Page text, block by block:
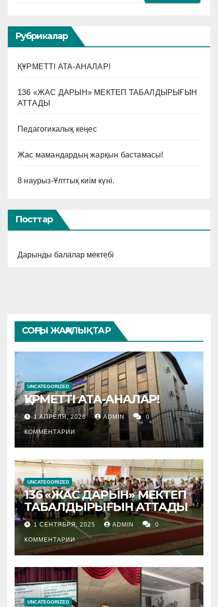
Рубрикалар
ҚҰРМЕТТІ АТА-АНАЛАР!
136 «ЖАС ДАРЫН» МЕКТЕП ТАБАЛДЫРЫҒЫН
АТТАДЫ
Педагогикалық кеңес
Жас мамандардың жарқын бастамасы!
8 наурыз-Ұлттық киім күні.
Посттар
Дарынды балалар мектебі
СОҢҒЫ ЖАҢАЛЫҚТАР
UNCATEGORIZED
ҚҰРМЕТТІ АТА-АНАЛАР!
1 АПРЕЛЯ, 2026 ADMIN 0
КОММЕНТАРИИ
UNCATEGORIZED
136 «ЖАС ДАРЫН» МЕКТЕП
ТАБАЛДЫРЫҒЫН АТТАДЫ
1 СЕНТЯБРЯ, 2025 ADMIN 0
КОММЕНТАРИИ
UNCATEGORIZED